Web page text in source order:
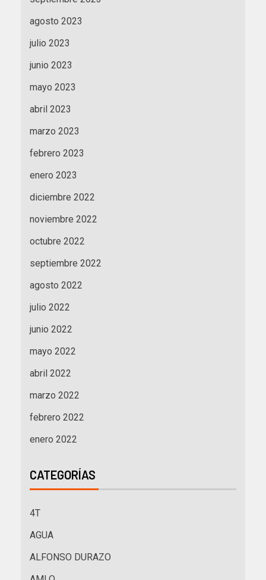
agosto 2023
julio 2023
junio 2023
mayo 2023
abril 2023
marzo 2023
febrero 2023
enero 2023
diciembre 2022
noviembre 2022
octubre 2022
septiembre 2022
agosto 2022
julio 2022
junio 2022
mayo 2022
abril 2022
marzo 2022
febrero 2022
enero 2022
CATEGORÍAS
4T
AGUA
ALFONSO DURAZO